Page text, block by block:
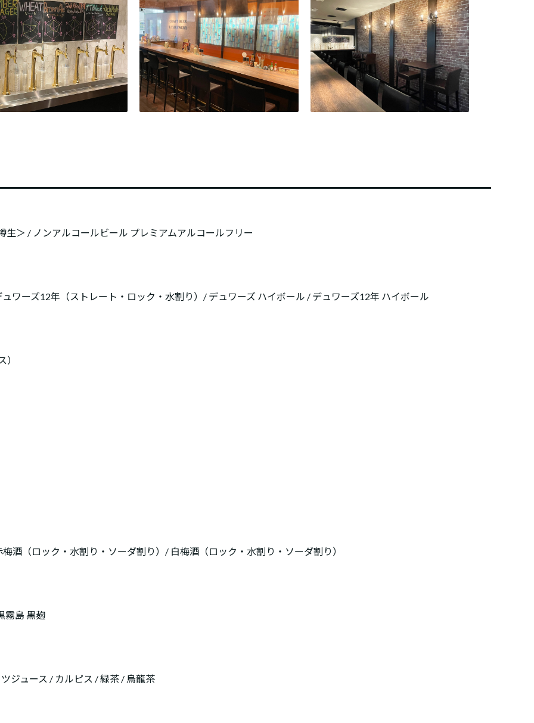
＞ / ノンアルコールビール プレミアムアルコールフリー
ワーズ12年（ストレート・ロック・水割り）/ デュワーズ ハイボール / デュワーズ12年 ハイボール
酒（ロック・水割り・ソーダ割り）/ 白梅酒（ロック・水割り・ソーダ割り）
霧島 黒麹
ジュース / カルピス / 緑茶 / 烏龍茶